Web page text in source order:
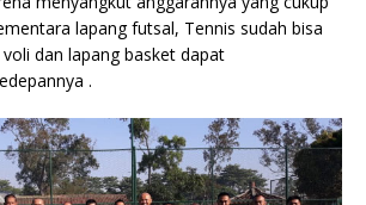
lapang futsal, Tennis sudah bisa
dan lapang basket dapat
.